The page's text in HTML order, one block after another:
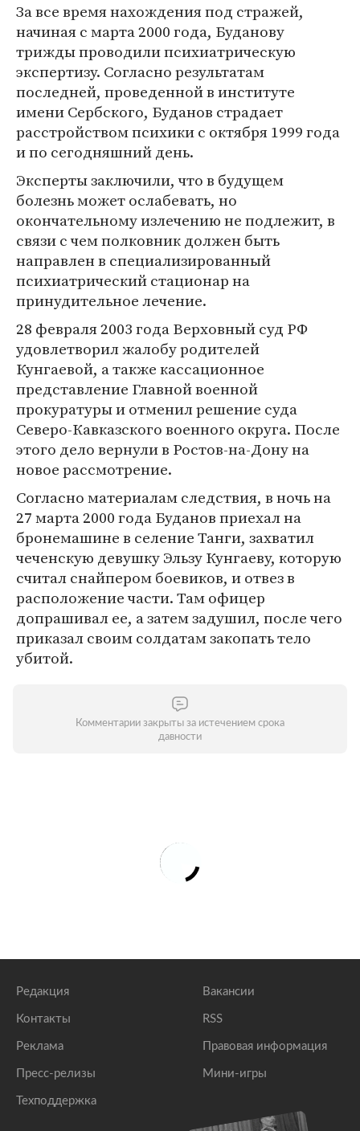
За все время нахождения под стражей,
начиная с марта 2000 года, Буданову
трижды проводили психиатрическую
экспертизу. Согласно результатам
последней, проведенной в институте
имени Сербского, Буданов страдает
расстройством психики с октября 1999 года
и по сегодняшний день.
Эксперты заключили, что в будущем
болезнь может ослабевать, но
окончательному излечению не подлежит, в
связи с чем полковник должен быть
направлен в специализированный
психиатрический стационар на
принудительное лечение.
28 февраля 2003 года Верховный суд РФ
удовлетворил жалобу родителей
Кунгаевой, а также кассационное
представление Главной военной
прокуратуры и отменил решение суда
Северо-Кавказского военного округа. После
этого дело вернули в Ростов-на-Дону на
новое рассмотрение.
Согласно материалам следствия, в ночь на
27 марта 2000 года Буданов приехал на
бронемашине в селение Танги, захватил
чеченскую девушку Эльзу Кунгаеву, которую
считал снайпером боевиков, и отвез в
расположение части. Там офицер
допрашивал ее, а затем задушил, после чего
приказал своим солдатам закопать тело
убитой.
Комментарии закрыты за истечением срока
давности
Редакция
Контакты
Реклама
Пресс-релизы
Техподдержка
Вакансии
RSS
Правовая информация
Мини-игры